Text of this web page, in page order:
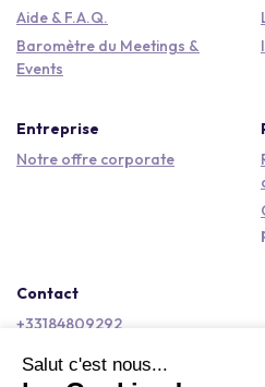
Aide & F.A.Q.
Baromètre du Meetings &
Events
Entreprise
Notre offre corporate
Contact
+33184809292